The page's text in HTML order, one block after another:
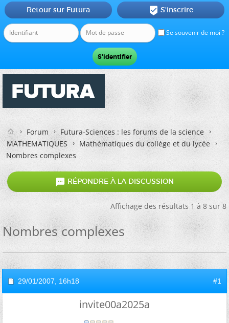
Se souvenir de moi ?
Retour sur Futura  S'inscrire
Forum
Futura-Sciences : les forums de la science
MATHEMATIQUES
Mathématiques du collège et du lycée
Nombres complexes
 RÉPONDRE À LA DISCUSSION
Affichage des résultats 1 à 8 sur 8
Nombres complexes
29/01/2007, 16h18 #1
invite00a2025a